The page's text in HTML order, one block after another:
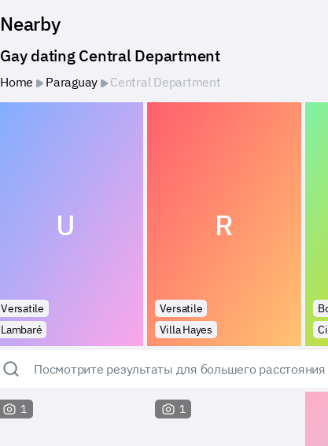
Nearby
Gay dating Central Department
Home Paraguay Central Department
U
Versatile
Lambaré
R
Versatile
Villa Hayes
Посмотрите результаты для большего расстояния
1 1